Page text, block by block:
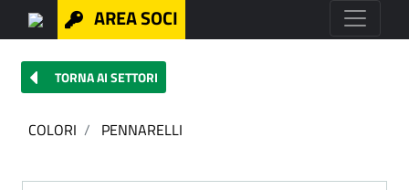
AREA SOCI
TORNA AI SETTORI
COLORI PENNARELLI